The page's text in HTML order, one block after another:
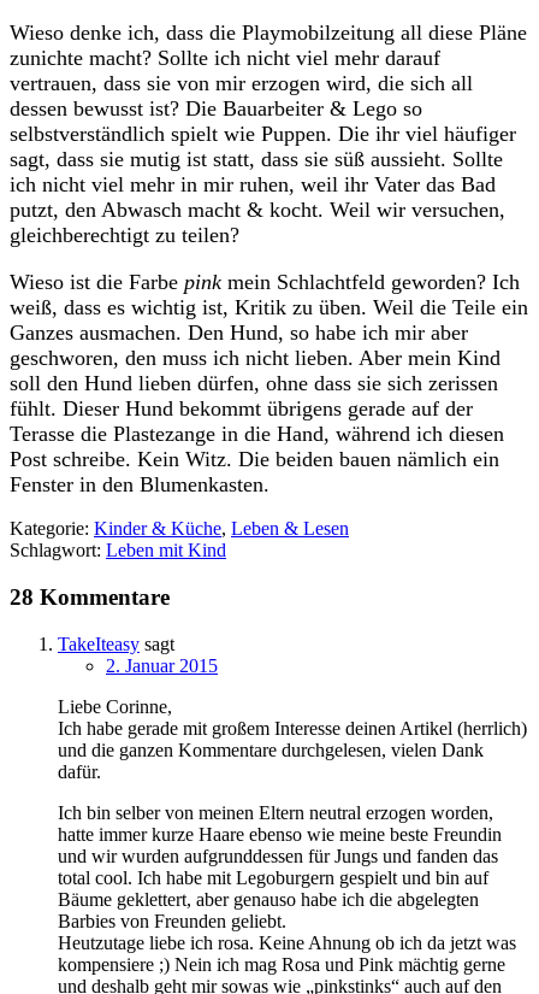
Wieso denke ich, dass die Playmobilzeitung all diese Pläne
zunichte macht? Sollte ich nicht viel mehr darauf
vertrauen, dass sie von mir erzogen wird, die sich all
dessen bewusst ist? Die Bauarbeiter & Lego so
selbstverständlich spielt wie Puppen. Die ihr viel häufiger
sagt, dass sie mutig ist statt, dass sie süß aussieht. Sollte
ich nicht viel mehr in mir ruhen, weil ihr Vater das Bad
putzt, den Abwasch macht & kocht. Weil wir versuchen,
gleichberechtigt zu teilen?
Wieso ist die Farbe pink mein Schlachtfeld geworden? Ich
weiß, dass es wichtig ist, Kritik zu üben. Weil die Teile ein
Ganzes ausmachen. Den Hund, so habe ich mir aber
geschworen, den muss ich nicht lieben. Aber mein Kind
soll den Hund lieben dürfen, ohne dass sie sich zerissen
fühlt. Dieser Hund bekommt übrigens gerade auf der
Terasse die Plastezange in die Hand, während ich diesen
Post schreibe. Kein Witz. Die beiden bauen nämlich ein
Fenster in den Blumenkasten.
Kategorie: Kinder & Küche, Leben & Lesen
Schlagwort: Leben mit Kind
28 Kommentare
TakeIteasy sagt
2. Januar 2015
Liebe Corinne,
Ich habe gerade mit großem Interesse deinen Artikel (herrlich)
und die ganzen Kommentare durchgelesen, vielen Dank
dafür.
Ich bin selber von meinen Eltern neutral erzogen worden,
hatte immer kurze Haare ebenso wie meine beste Freundin
und wir wurden aufgrunddessen für Jungs und fanden das
total cool. Ich habe mit Legoburgern gespielt und bin auf
Bäume geklettert, aber genauso habe ich die abgelegten
Barbies von Freunden geliebt.
Heutzutage liebe ich rosa. Keine Ahnung ob ich da jetzt was
kompensiere ;) Nein ich mag Rosa und Pink mächtig gerne
und deshalb geht mir sowas wie „pinkstinks“ auch auf den